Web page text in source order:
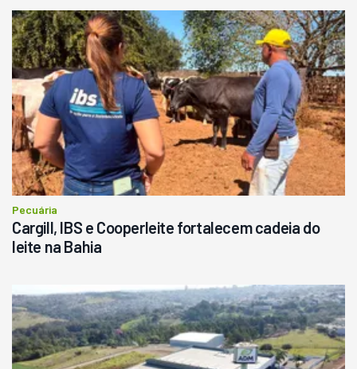
Pecuária
Cargill, IBS e Cooperleite fortalecem cadeia do
leite na Bahia